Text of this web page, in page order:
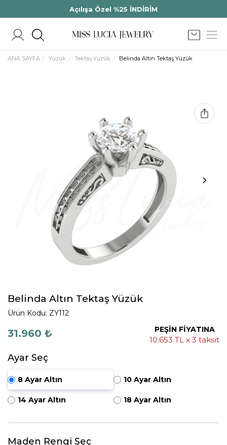
Açılışa Özel %25 İNDİRİM
ANA SAYFA Yüzük Tektaş Yüzük Belinda Altın Tektaş Yüzük
Belinda Altın Tektaş Yüzük
Ürün Kodu: ZY112
31.960 ₺ PEŞİN FİYATINA
10.653 TL x 3 taksit
Ayar Seç
8 Ayar Altın 10 Ayar Altın
14 Ayar Altın 18 Ayar Altın
Maden Rengi Seç